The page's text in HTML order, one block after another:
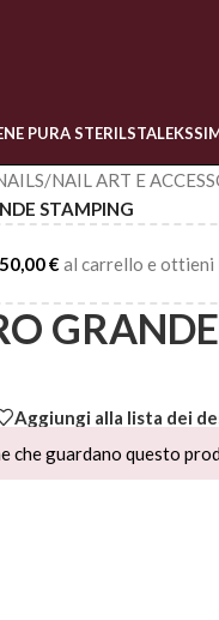
PURA STERILSTALEKS
/NAIL ART E
STAMPING
€ al carrello e ottieni
Aggiungi alla lista dei
che guardano questo